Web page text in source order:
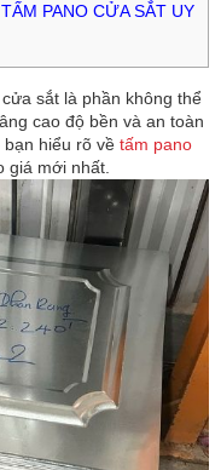
PANO CỬA SẮT UY
sắt là phần không thể
cao độ bền và an toàn
bạn hiểu rõ về tấm pano
giá mới nhất.